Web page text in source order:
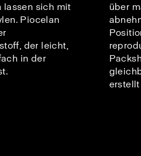
lassen sich mit
Piocelan
der leicht,
in der
über
erstellt